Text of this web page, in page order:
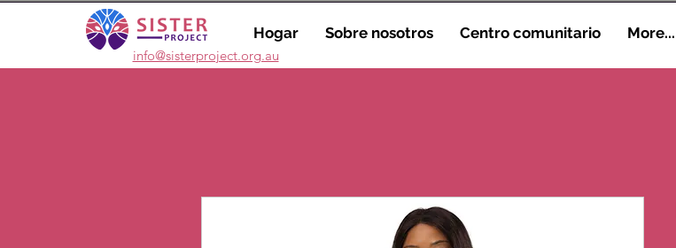
info@sisterproject.org.au
Hogar Sobre nosotros Centro comunitario More...